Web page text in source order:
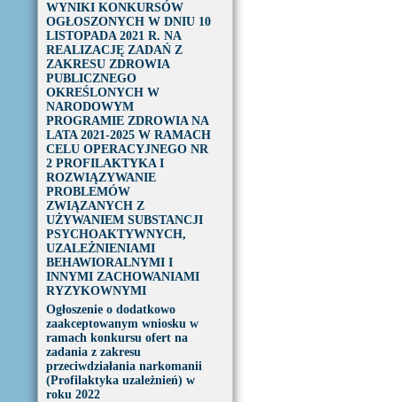
WYNIKI KONKURSÓW
OGŁOSZONYCH W DNIU 10
LISTOPADA 2021 R. NA
REALIZACJĘ ZADAŃ Z
ZAKRESU ZDROWIA
PUBLICZNEGO
OKREŚLONYCH W
NARODOWYM
PROGRAMIE ZDROWIA NA
LATA 2021-2025 W RAMACH
CELU OPERACYJNEGO NR
2 PROFILAKTYKA I
ROZWIĄZYWANIE
PROBLEMÓW
ZWIĄZANYCH Z
UŻYWANIEM SUBSTANCJI
PSYCHOAKTYWNYCH,
UZALEŻNIENIAMI
BEHAWIORALNYMI I
INNYMI ZACHOWANIAMI
RYZYKOWNYMI
Ogłoszenie o dodatkowo
zaakceptowanym wniosku w
ramach konkursu ofert na
zadania z zakresu
przeciwdziałania narkomanii
(Profilaktyka uzależnień) w
roku 2022